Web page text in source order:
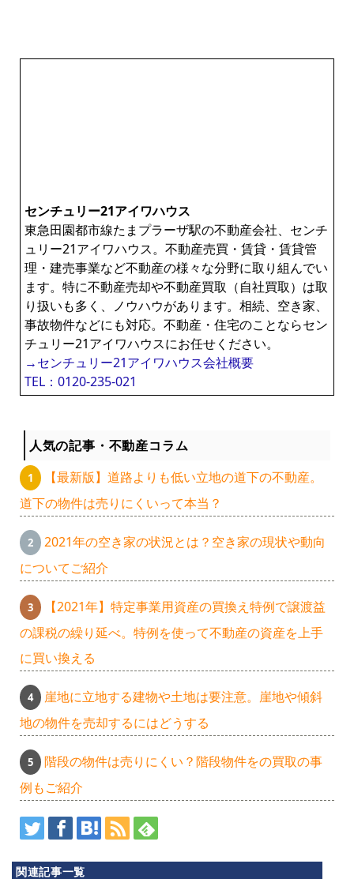
ソ
レ
センチュリー21アイワハウス
東急田園都市線たまプラーザ駅の不動産会社、センチ
ュリー21アイワハウス。不動産売買・賃貸・賃貸管
理・建売事業など不動産の様々な分野に取り組んでい
ます。特に不動産売却や不動産買取（自社買取）は取
り扱いも多く、ノウハウがあります。相続、空き家、
事故物件などにも対応。不動産・住宅のことならセン
チュリー21アイワハウスにお任せください。
→センチュリー21アイワハウス会社概要
TEL：0120-235-021
人気の記事・不動産コラム
【最新版】道路よりも低い立地の道下の不動産。
道下の物件は売りにくいって本当？
2021年の空き家の状況とは？空き家の現状や動向
についてご紹介
【2021年】特定事業用資産の買換え特例で譲渡益
の課税の繰り延べ。特例を使って不動産の資産を上手
に買い換える
崖地に立地する建物や土地は要注意。崖地や傾斜
地の物件を売却するにはどうする
階段の物件は売りにくい？階段物件をの買取の事
例もご紹介
関連記事一覧